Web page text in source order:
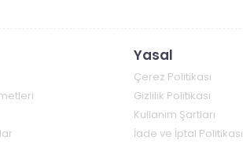
Yasal
Çerez Politikası
Gizlilik Politikası
Kullanım Şartları
İade ve İptal Politikası